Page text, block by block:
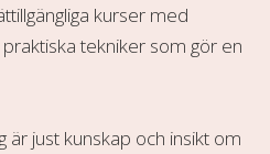
kurser med
tekniker som gör en
är just kunskap och insikt om